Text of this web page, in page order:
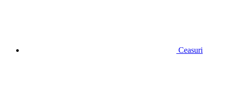
Ceasuri